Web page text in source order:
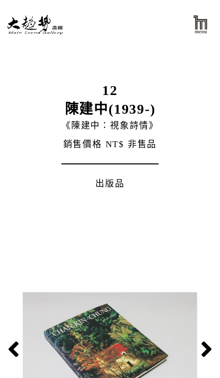
12
陳建中(1939-)
《陳建中：視象詩情》
銷售價格 NT$ 非售品
出版品